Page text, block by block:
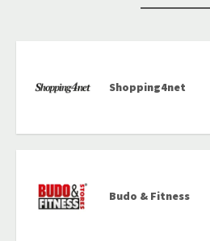
Shopping4net
Budo & Fitness